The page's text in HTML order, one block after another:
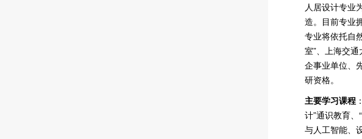
人居设计专业
造。目前专业
专业将依托自
室”、上海交
企事业单位、
研资格。
主要学习课程
计”通识教育
与人工智能、